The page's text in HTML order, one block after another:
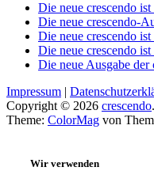
Die neue crescendo ist
Die neue crescendo-
Die neue crescendo
Die neue crescendo
Die neue Ausgabe der
Impressum |
Copyright © 2026 crescendo
Theme: ColorMag von
Wir verwenden